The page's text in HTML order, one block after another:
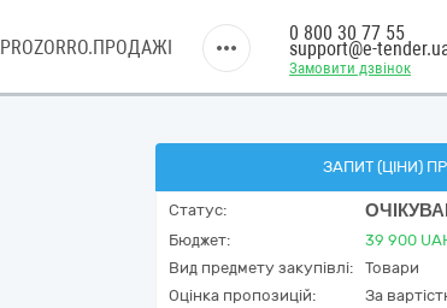
PROZORRO.ПРОДАЖІ
Замовити дзвінок
0 800 30 77 55
support@e-
ЗАПИТ (ЦІНИ)
Статус:
Бюджет: 39 900
Вид предмету закупівлі:
Товари
Оцінка пропозицій:
За